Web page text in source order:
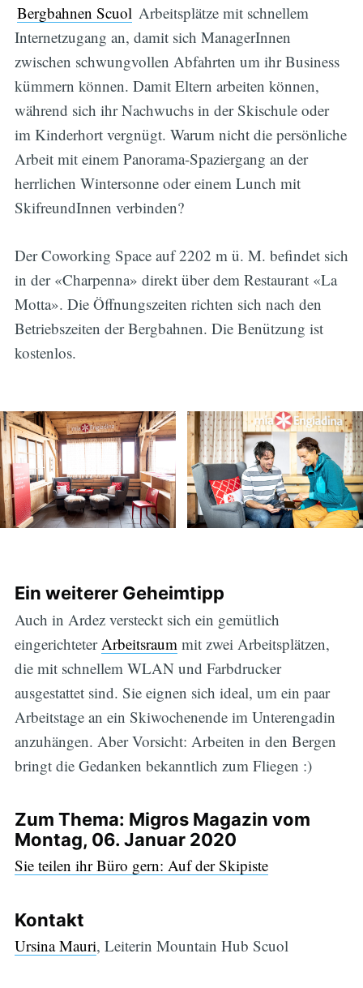
Bergbahnen ScuolArbeitsplätze mit schnellem
Internetzugang an, damit sich ManagerInnen
zwischen schwungvollen Abfahrten um ihr Business
kümmern können. Damit Eltern arbeiten können,
während sich ihr Nachwuchs in der Skischule oder
im Kinderhort vergnügt. Warum nicht die persönliche
Arbeit mit einem Panorama-Spaziergang an der
herrlichen Wintersonne oder einem Lunch mit
SkifreundInnen verbinden?
Der Coworking Space auf 2202 m ü. M. befindet sich
in der «Charpenna» direkt über dem Restaurant «La
Motta». Die Öffnungszeiten richten sich nach den
Betriebszeiten der Bergbahnen. Die Benützung ist
kostenlos.
Ein weiterer Geheimtipp
Auch in Ardez versteckt sich ein gemütlich
eingerichteter Arbeitsraum mit zwei Arbeitsplätzen,
die mit schnellem WLAN und Farbdrucker
ausgestattet sind. Sie eignen sich ideal, um ein paar
Arbeitstage an ein Skiwochenende im Unterengadin
anzuhängen. Aber Vorsicht: Arbeiten in den Bergen
bringt die Gedanken bekanntlich zum Fliegen :)
Zum Thema: Migros Magazin vom
Montag, 06. Januar 2020
Sie teilen ihr Büro gern: Auf der Skipiste
Kontakt
Ursina Mauri, Leiterin Mountain Hub Scuol